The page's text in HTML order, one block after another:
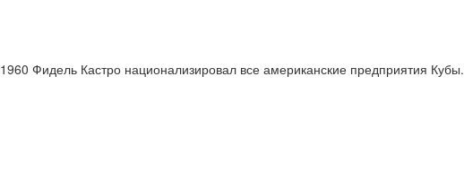
1960 Фидель Кастро национализировал все американские предприятия Кубы.